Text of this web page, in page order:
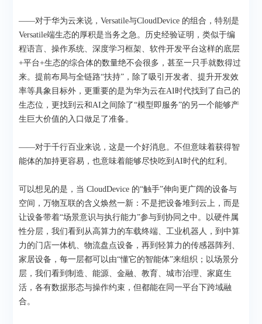
——对于华为云来说，Versatile与CloudDevice 的组合，特别是
Versatile端生态的厚积是当务之急。历史经验证明，类似于编
程语言、操作系统、深度学习框架、软件开发平台这样的底层
+平台+生态的综合体的数量绝不会很多，甚至一只手就数得过
来。提前布局与全链路“扶持”，除了吸引开发者、提升开发效
率等具象目标外，更重要的是为华为云在AI时代找到了自己的
生态位，更找到云和AI之间除了“模型即服务”的另一个能够产
生巨大价值的入口做足了准备。
——对于千行百业来说，这是一个好消息。不但意味着获得智
能体的加持更容易，也意味着能够尽快吃到AI时代的红利。
可以想见的是，当 CloudDevice 的“触手”伸向更广阔的设备与
空间，万物互联的含义焕然一新：不是把设备堆到云上，而是
让设备带着“场景意识与执行能力”参与到协同之中。以硬件属
性分层，我们看到从高算力的车载终端、工业机器人，到中算
力的门店一体机、物流盘点设备，再到轻算力的传感器阵列、
家居设备，每一层都可以由“懂它的智能体”来组织；以场景分
层，我们看到制造、能源、金融、教育、城市治理、家庭生
活，各有数据形态与操作约束，但都能在同一平台下跨域融
合。